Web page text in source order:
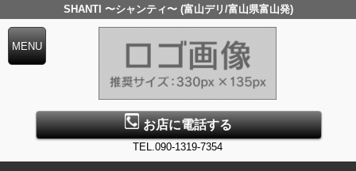
SHANTI 〜シャンティ〜 (富山デリ/富山県富山発)
お店に電話する
TEL.090-1319-7354